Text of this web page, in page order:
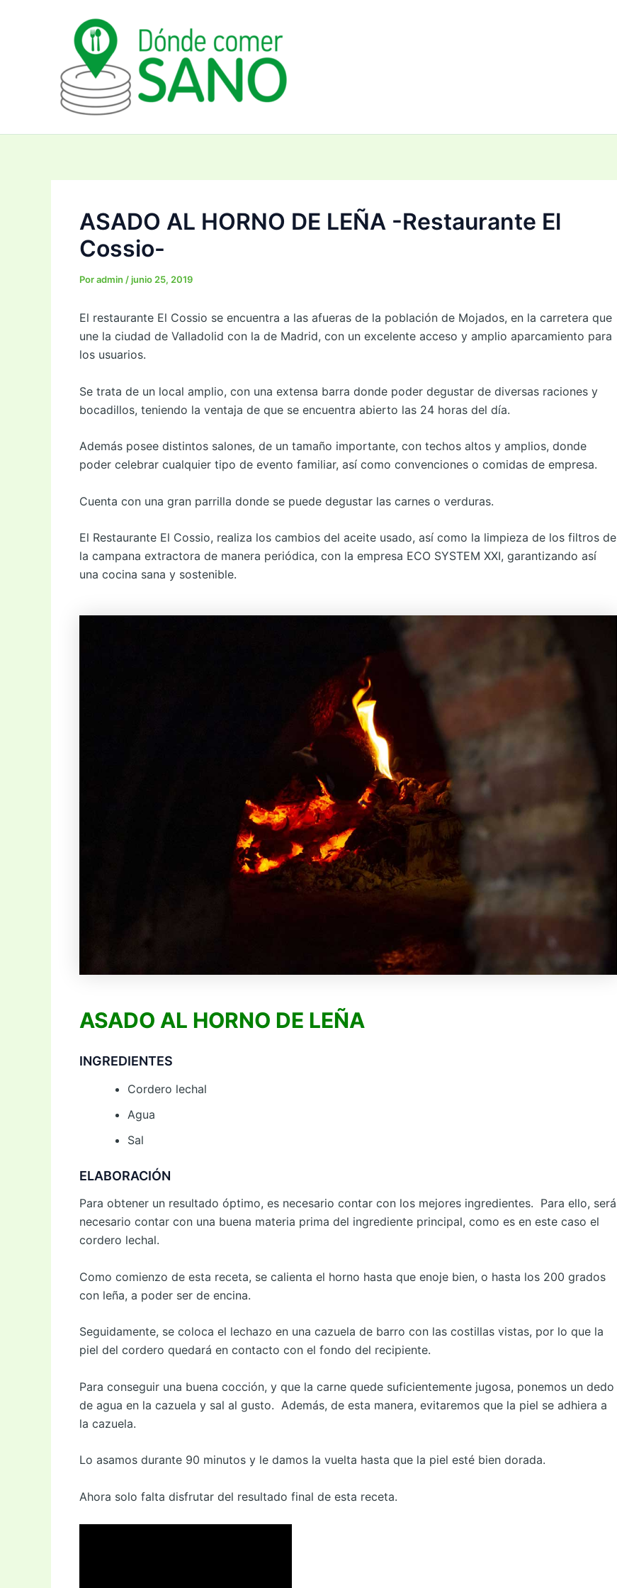
ASADO AL HORNO DE LEÑA -Restaurante El
Cossio-
Poradmin /junio 25, 2019
El restaurante El Cossio se encuentra a las afueras de la población de Mojados, en la carretera que
une la ciudad de Valladolid con la de Madrid, con un excelente acceso y amplio aparcamiento para
los usuarios.
Se trata de un local amplio, con una extensa barra donde poder degustar de diversas raciones y
bocadillos, teniendo la ventaja de que se encuentra abierto las 24 horas del día.
Además posee distintos salones, de un tamaño importante, con techos altos y amplios, donde
poder celebrar cualquier tipo de evento familiar, así como convenciones o comidas de empresa.
Cuenta con una gran parrilla donde se puede degustar las carnes o verduras.
El Restaurante El Cossio, realiza los cambios del aceite usado, así como la limpieza de los filtros de
la campana extractora de manera periódica, con la empresa ECO SYSTEM XXI, garantizando así
una cocina sana y sostenible.
ASADO AL HORNO DE LEÑA
INGREDIENTES
Cordero lechal
Agua
Sal
ELABORACIÓN
Para obtener un resultado óptimo, es necesario contar con los mejores ingredientes. Para ello, será
necesario contar con una buena materia prima del ingrediente principal, como es en este caso el
cordero lechal.
Como comienzo de esta receta, se calienta el horno hasta que enoje bien, o hasta los 200 grados
con leña, a poder ser de encina.
Seguidamente, se coloca el lechazo en una cazuela de barro con las costillas vistas, por lo que la
piel del cordero quedará en contacto con el fondo del recipiente.
Para conseguir una buena cocción, y que la carne quede suficientemente jugosa, ponemos un dedo
de agua en la cazuela y sal al gusto. Además, de esta manera, evitaremos que la piel se adhiera a
la cazuela.
Lo asamos durante 90 minutos y le damos la vuelta hasta que la piel esté bien dorada.
Ahora solo falta disfrutar del resultado final de esta receta.
entradas